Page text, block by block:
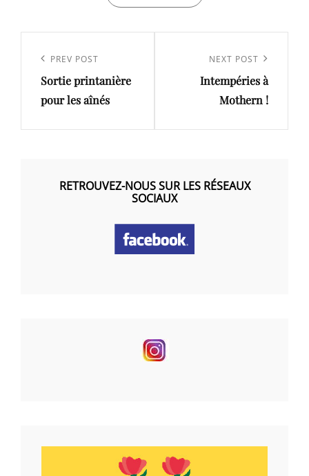
l’article
Previous
Post
PREV POST
Sortie printanière
pour les aînés
NEXT POST
Intempéries à
Mothern !
RETROUVEZ-NOUS SUR LES RÉSEAUX
SOCIAUX